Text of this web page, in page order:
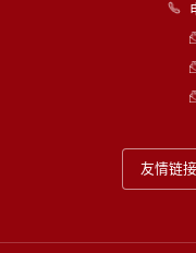
友情链接